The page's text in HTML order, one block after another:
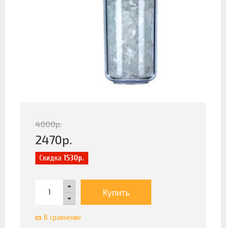
4000р.
2470р.
Скидка 1530р.
Купить
В сравнение